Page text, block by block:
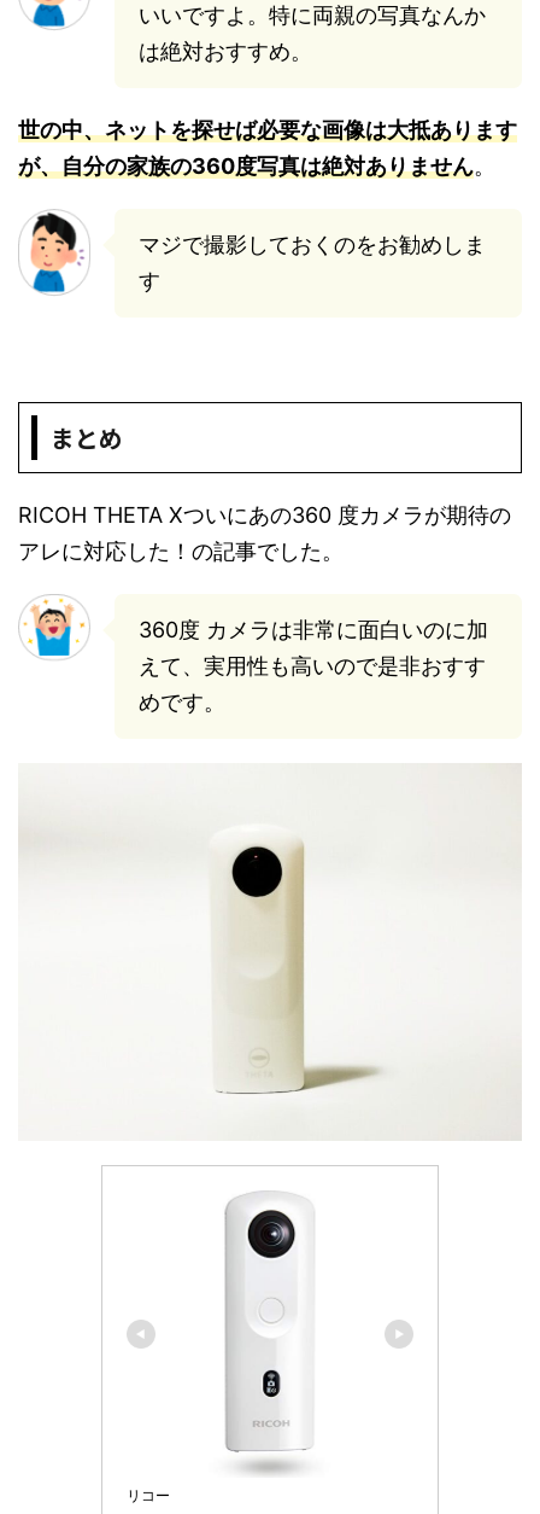
いいですよ。特に両親の写真なんか
は絶対おすすめ。
世の中、ネットを探せば必要な画像は大抵あります
が、自分の家族の360度写真は絶対ありません。
マジで撮影しておくのをお勧めしま
す
まとめ
RICOH THETA Xついにあの360 度カメラが期待の
アレに対応した！の記事でした。
360度 カメラは非常に面白いのに加
えて、実用性も高いので是非おすす
めです。
リコー